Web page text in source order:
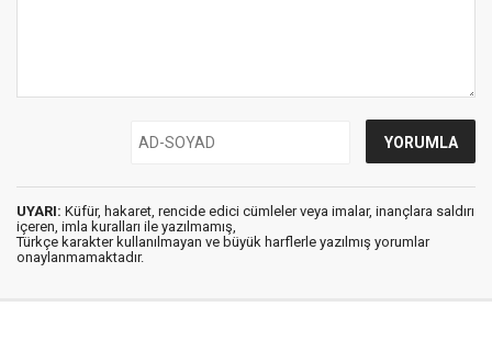
UYARI: Küfür, hakaret, rencide edici cümleler veya imalar, inançlara saldırı
içeren, imla kuralları ile yazılmamış,
Türkçe karakter kullanılmayan ve büyük harflerle yazılmış yorumlar
onaylanmamaktadır.